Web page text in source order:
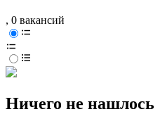
, 0 вакансий
Ничего не нашлось